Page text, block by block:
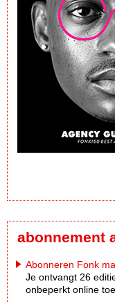
abonnement
Abonneren Fonk
Je ontvangt 26
onbeperkt online